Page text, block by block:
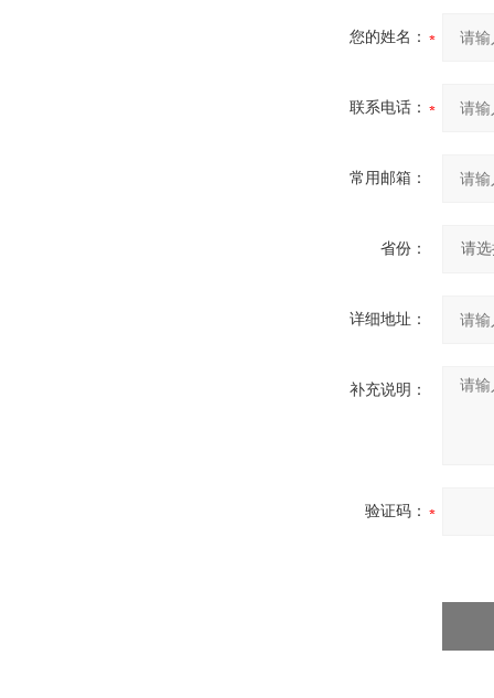
您的姓名：
联系电话：
常用邮箱：
省份：
详细地址：
补充说明：
验证码：